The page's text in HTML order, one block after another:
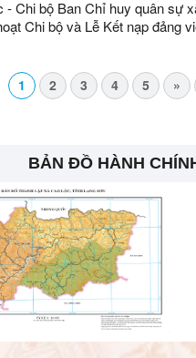
- Chi bộ Ban Chỉ huy quân sự
Chi bộ và Lễ Kết nạp đảng
1 2 3 4 5 »
BẢN ĐỒ HÀNH